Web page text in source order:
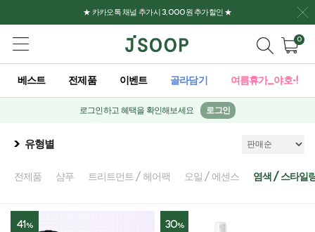
★ 카카오톡 채널 추가시 3,000원 추가할인 ★
0
베스트 전제품 이벤트 골라담기 여름휴가_야호-!
로그인하고 혜택을 확인해보세요 로그인
유형별
전제품 샴푸 트리트먼트 / 헤어팩 오일 / 에센스 염색 / 스타일
41% 30%